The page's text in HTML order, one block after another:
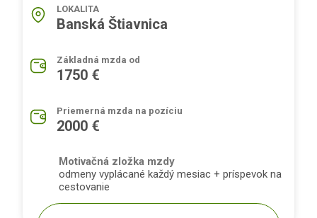
LOKALITA
Banská Štiavnica
Základná mzda od
1750 €
Priemerná mzda na pozíciu
2000 €
Motivačná zložka mzdy
odmeny vyplácané každý mesiac + príspevok na
cestovanie